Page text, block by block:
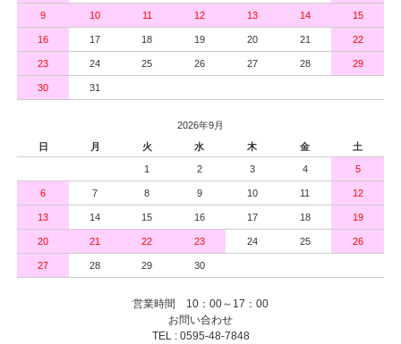
9 10 11 12 13 14 15
16 17 18 19 20 21 22
23 24 25 26 27 28 29
30 31
2026年9月
日
月 火 水 木 金 土
1 2 3 4 5
6 7 8 9 10 11 12
13 14 15 16 17 18 19
20 21 22 23 24 25 26
27 28 29 30
営業時間 10：00～17：00
お問い合わせ
TEL : 0595-48-7848